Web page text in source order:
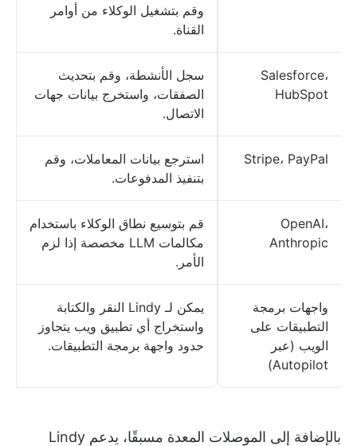
وقم بتشغيل الوكلاء من أوامر
القناة.
Salesforce،
HubSpot
سجل الأنشطة، وقم بتحديث
الصفقات، واستخرج بيانات جهات
الاتصال.
Stripe، PayPal
استرجع بيانات المعاملات، وقم
بتنفيذ المدفوعات.
OpenAI،
Anthropic
قم بتوسيع نطاق الوكلاء باستخدام
مكالمات LLM مخصصة إذا لزم
الأمر.
واجهات برمجة
التطبيقات على
الويب (عبر
Autopilot)
يمكن لـ Lindy النقر والكتابة
واستخراج أي تطبيق ويب يتجاوز
حدود واجهة برمجة التطبيقات.
بالإضافة إلى الموصلات المعدة مسبقًا، يدعم Lindy